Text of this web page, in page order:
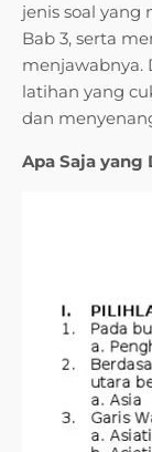
jenis soal yang
Bab 3, serta
menjawabnya.
latihan yang
dan
Apa Saja yang